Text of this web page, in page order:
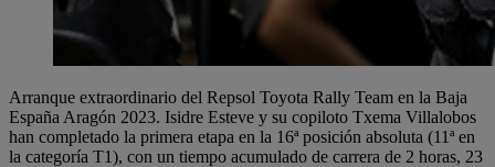
Arranque extraordinario del Repsol Toyota Rally Team en la Baja
España Aragón 2023. Isidre Esteve y su copiloto Txema Villalobos
han completado la primera etapa en la 16ª posición absoluta (11ª en
la categoría T1), con un tiempo acumulado de carrera de 2 horas, 23